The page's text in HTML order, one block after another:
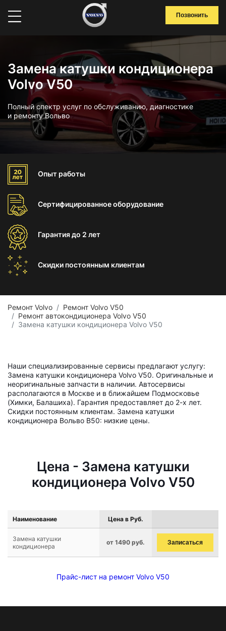
Позвонить
Замена катушки кондиционера
Volvo V50
Полный спектр услуг по обслуживанию, диагностике
и ремонту Вольво
Опыт работы
Сертифицированноеоборудование
Гарантиядо 2 лет
Скидки постоянным клиентам
Ремонт Volvo
Ремонт Volvo V50
Ремонт автокондиционера Volvo V50
Замена катушки кондиционера Volvo V50
Наши специализированные сервисы предлагают услугу:
Замена катушки кондиционера Volvo V50. Оригинальные и
неоригинальные запчасти в наличии. Автосервисы
располагаются в Москве и в ближайшем Подмосковье
(Химки, Балашиха). Гарантия предоставляет до 2-х лет.
Скидки постоянным клиентам. Замена катушки
кондиционера Вольво В50: низкие цены.
Цена - Замена катушки
кондиционера Volvo V50
Наименование Цена в Руб.
Замена катушки
кондиционера
от 1490 руб. Записаться
Прайс-лист на ремонт Volvo V50